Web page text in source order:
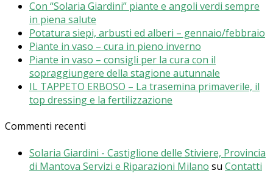
Con “Solaria Giardini” piante e angoli verdi sempre
in piena salute
Potatura siepi, arbusti ed alberi – gennaio/febbraio
Piante in vaso – cura in pieno inverno
Piante in vaso – consigli per la cura con il
sopraggiungere della stagione autunnale
IL TAPPETO ERBOSO – La trasemina primaverile, il
top dressing e la fertilizzazione
Commenti recenti
Solaria Giardini - Castiglione delle Stiviere, Provincia
di Mantova Servizi e Riparazioni Milano su Contatti